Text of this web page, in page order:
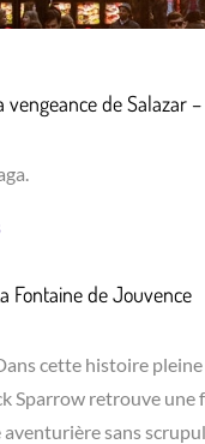
vengeance de Salazar
Fontaine de Jouvence
cette histoire
Sparrow retrouve une
aventurière sans